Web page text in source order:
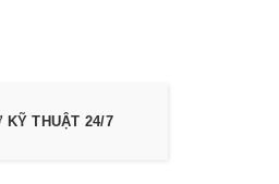
KỸ THUẬT 24/7